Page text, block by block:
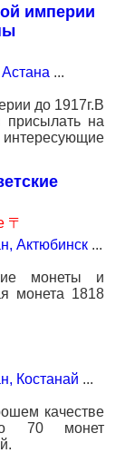
империи
Астана ...
до 1917г.В
присылать на
〒
Актюбинск ...
монеты и
монета 1818
Костанай ...
качестве
70 монет